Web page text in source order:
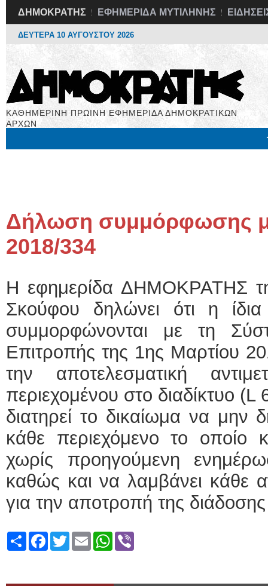
ΔΗΜΟΚΡΑΤΗΣ ΕΦΗΜΕΡΙΔΑ ΜΥΤΙΛΗΝΗΣ
ΔΕΥΤΕΡΑ 10 ΑΥΓΟΥΣΤΟΥ 2026
ΚΑΘΗΜΕΡΙΝΗ ΠΡΩΙΝΗ ΕΦΗΜΕΡΙΔΑ ΔΗΜΟΚΡΑΤΙΚΩΝ
ΑΡΧΩΝ
Δήλωση συμμόρφωσης
2018/334
Η εφημερίδα ΔΗΜΟΚΡΑΤΗΣ
Σκούφου δηλώνει ότι η
συμμορφώνονται με τη
Επιτροπής της 1ης Μαρτίου
την αποτελεσματική
περιεχομένου στο διαδίκτυο (L
διατηρεί το δικαίωμα να μην
κάθε περιεχόμενο το οποίο
χωρίς προηγούμενη
καθώς και να λαμβάνει κάθε
για την αποτροπή της
ShareFacebook
TwitterEmailWhatsApp